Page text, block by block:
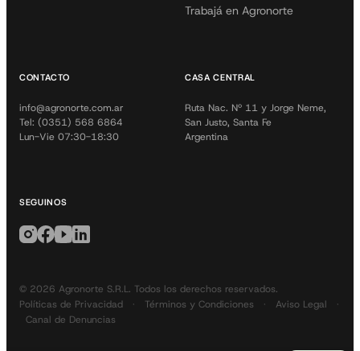
Trabajá en Agronorte
CASA CENTRAL
Ruta Nac. Nº 11 y Jorge Neme,
San Justo, Santa Fe
Argentina
CONTACTO
info@agronorte.com.ar
Tel: (0351) 568 6864
Lun-Vie 07:30-18:30
SEGUINOS
© 2026 Agronorte S.R.L. Todos los derechos reservados.
Políticas de Privacidad · Términos y Condiciones · Aviso Legal ·
Canal de Denuncias